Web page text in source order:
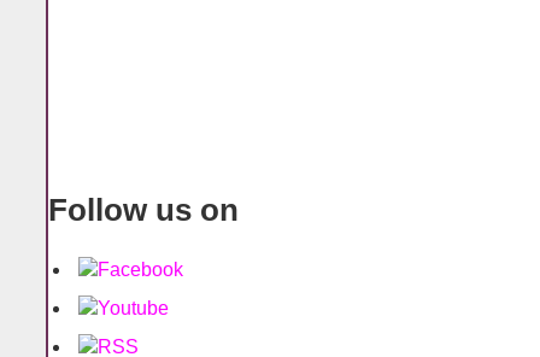
Follow us on